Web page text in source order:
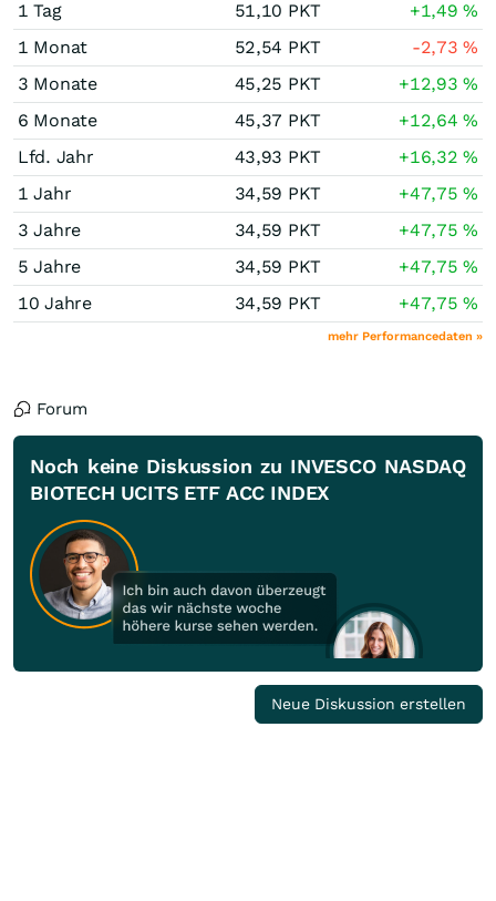
1 Tag 51,10 PKT +1,49%
1 Monat
52,54 PKT -2,73%
3 Monate
45,25 PKT +12,93%
6 Monate
45,37 PKT +12,64%
Lfd. Jahr
43,93 PKT +16,32%
1 Jahr
34,59 PKT +47,75%
3 Jahre
34,59 PKT +47,75%
5 Jahre
34,59 PKT +47,75%
10 Jahre
34,59 PKT +47,75%
mehr Performancedaten »
Forum
Noch keine Diskussion zu INVESCO NASDAQ
BIOTECH UCITS ETF ACC INDEX
Neue Diskussion erstellen